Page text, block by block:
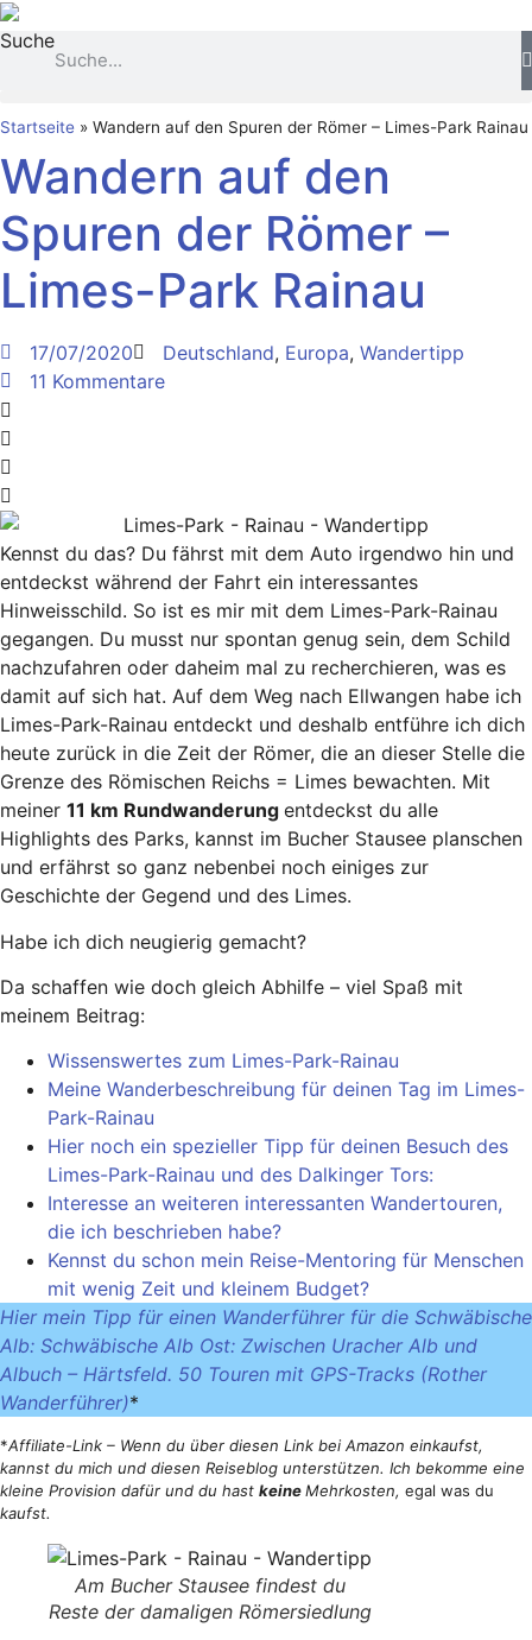
Zum
Inhalt
springen
Suche
Startseite » Wandern auf den Spuren der Römer – Limes-Park Rainau
Wandern auf den
Spuren der Römer –
Limes-Park Rainau
17/07/2020 Deutschland, Europa, Wandertipp
11 Kommentare
Kennst du das? Du fährst mit dem Auto irgendwo hin und
entdeckst während der Fahrt ein interessantes
Hinweisschild. So ist es mir mit dem Limes-Park-Rainau
gegangen. Du musst nur spontan genug sein, dem Schild
nachzufahren oder daheim mal zu recherchieren, was es
damit auf sich hat. Auf dem Weg nach Ellwangen habe ich
Limes-Park-Rainau entdeckt und deshalb entführe ich dich
heute zurück in die Zeit der Römer, die an dieser Stelle die
Grenze des Römischen Reichs = Limes bewachten. Mit
meiner 11 km Rundwanderung entdeckst du alle
Highlights des Parks, kannst im Bucher Stausee planschen
und erfährst so ganz nebenbei noch einiges zur
Geschichte der Gegend und des Limes.
Habe ich dich neugierig gemacht?
Da schaffen wie doch gleich Abhilfe – viel Spaß mit
meinem Beitrag:
Wissenswertes zum Limes-Park-Rainau
Meine Wanderbeschreibung für deinen Tag im Limes-
Park-Rainau
Hier noch ein spezieller Tipp für deinen Besuch des
Limes-Park-Rainau und des Dalkinger Tors:
Interesse an weiteren interessanten Wandertouren,
die ich beschrieben habe?
Kennst du schon mein Reise-Mentoring für Menschen
mit wenig Zeit und kleinem Budget?
Hier mein Tipp für einen Wanderführer für die Schwäbische
Alb: Schwäbische Alb Ost: Zwischen Uracher Alb und
Albuch – Härtsfeld. 50 Touren mit GPS-Tracks (Rother
Wanderführer)*
*Affiliate-Link – Wenn du über diesen Link bei Amazon einkaufst,
kannst du mich und diesen Reiseblog unterstützen. Ich bekomme eine
kleine Provision dafür und du hast keineMehrkosten, egal was du
kaufst.
Am Bucher Stausee findest du
Reste der damaligen Römersiedlung